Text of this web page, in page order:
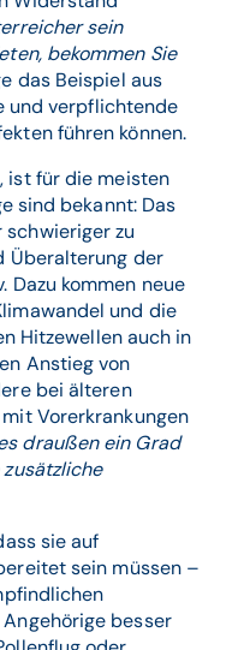
sein
bekommen Sie
das Beispiel aus
und verpflichtende
führen können.
ist für die meisten
sind bekannt: Das
zu
Überalterung der
Dazu kommen neue
und die
Hitzewellen auch in
Anstieg von
bei älteren
Vorerkrankungen
draußen ein Grad
sie auf
sein müssen –
besser